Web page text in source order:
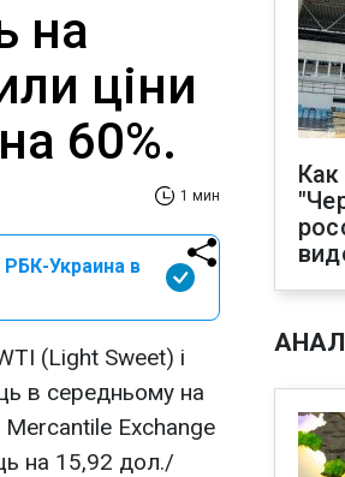
на
ціни
60%.
1 мин
РБК-Украина в
(Light Sweet) і
в середньому на
Exchange
на 15,92 дол./